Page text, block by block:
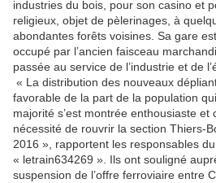
industries du bois, pour son casino et
religieux, objet de pèlerinages, à
abondantes forêts voisines. Sa gare
occupé par l’ancien faisceau
passée au service de l’industrie et de
« La distribution des nouveaux
favorable de la part de la population
majorité s’est montrée enthousiaste et
nécessité de rouvrir la section Thiers-
2016 », rapportent les responsables
« letrain634269 ». Ils ont souligné
suspension de l’offre ferroviaire entre